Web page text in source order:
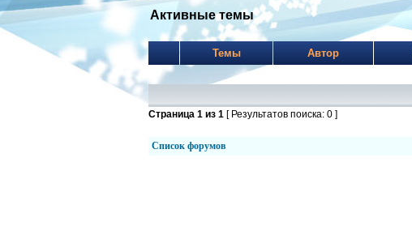
Активные темы
Темы Автор
Страница 1 из 1 [ Результатов поиска: 0 ]
Список форумов